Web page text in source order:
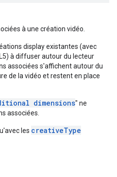
à une création vidéo.
display existantes (avec
à diffuser autour du lecteur
associées s'affichent autour du
de la vidéo et restent en place
dimensions" ne
associées.
les creativeType